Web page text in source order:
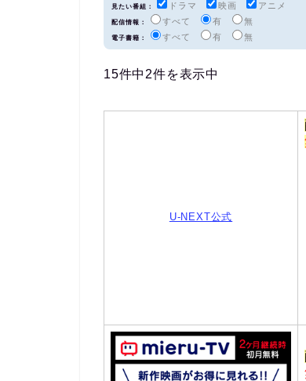
見たい番組： ドラマ 映画 アニメ
配信情報： すべて 有 無
電子書籍： すべて 有 無
15件中2件を表示中
U-NEXT公式